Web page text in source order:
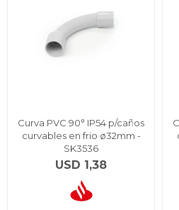
Curva PVC 90° IP54 p/caños
curvables en frio ø32mm -
SK3536
USD 1,38